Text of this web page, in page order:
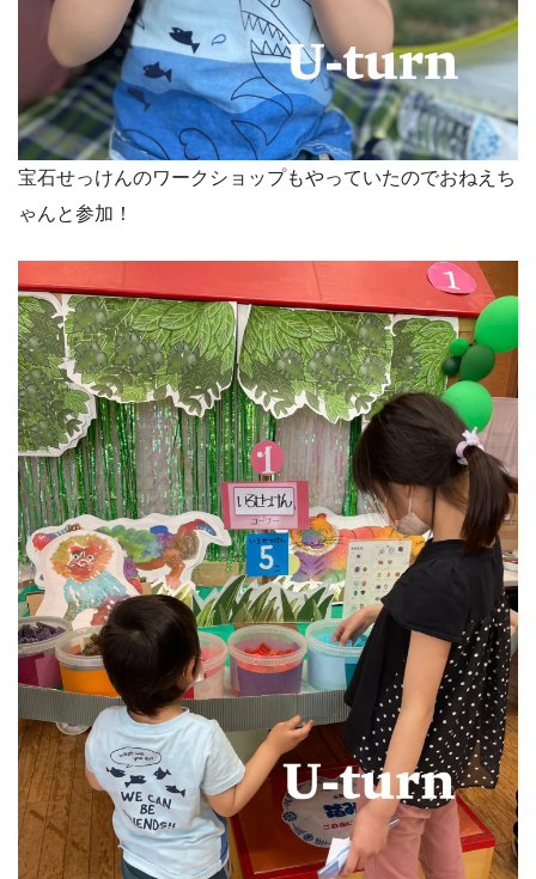
宝石せっけんのワークショップもやっていたのでおねえち
ゃんと参加！